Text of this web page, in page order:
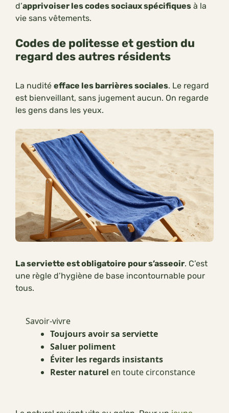
d’apprivoiser les codes sociaux spécifiques à la
vie sans vêtements.
Codes de politesse et gestion du
regard des autres résidents
La nudité efface les barrières sociales. Le regard
est bienveillant, sans jugement aucun. On regarde
les gens dans les yeux.
La serviette est obligatoire pour s’asseoir. C’est
une règle d’hygiène de base incontournable pour
tous.
Savoir-vivre
Toujours avoir sa serviette
Saluer poliment
Éviter les regards insistants
Rester naturel en toute circonstance